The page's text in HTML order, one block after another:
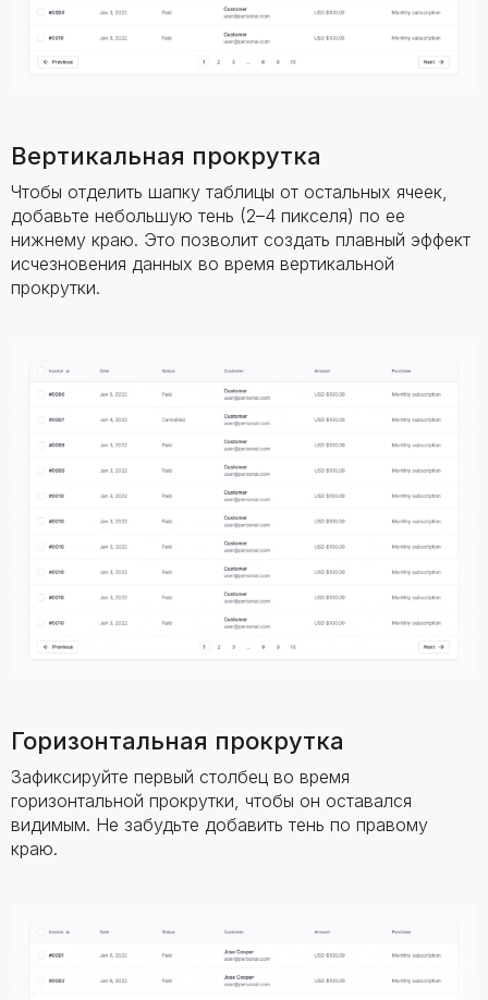
Вертикальная прокрутка
Чтобы отделить шапку таблицы от остальных ячеек,
добавьте небольшую тень (2–4 пикселя) по ее
нижнему краю. Это позволит создать плавный эффект
исчезновения данных во время вертикальной
прокрутки.
Горизонтальная прокрутка
Зафиксируйте первый столбец во время
горизонтальной прокрутки, чтобы он оставался
видимым. Не забудьте добавить тень по правому
краю.